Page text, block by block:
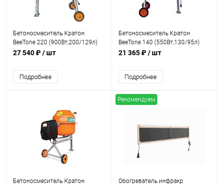
Бетоносмеситель Кратон
BeeTone 220 (900Вт,200/129л)
27 540 ₽/ шт
Подробнее
Бетоносмеситель Кратон
BeeTone 140 (550Вт,130/95л)
21 365 ₽/ шт
Подробнее
Бетоносмеситель Кратон
Рекомендуем
Обогреватель инфракр.